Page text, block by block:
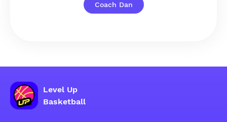
Coach Dan
Level Up
Basketball